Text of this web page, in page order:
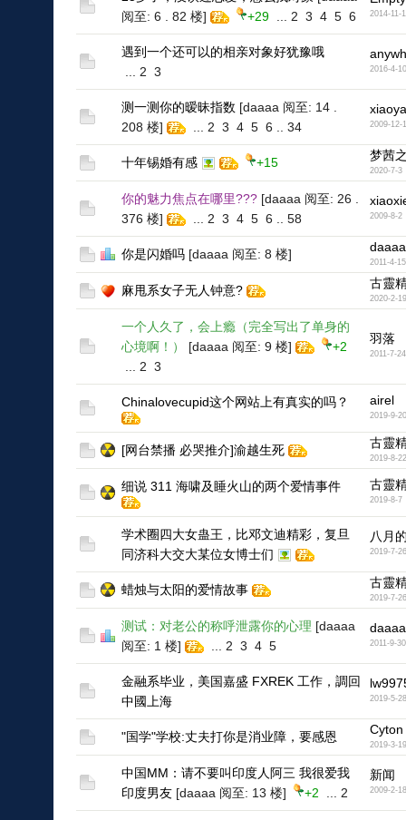
阅至: 6 . 82 楼]
+29 2 3 4 5 6 2014-11-
遇到一个还可以的相亲对象好犹豫哦
2 3 2016-4-10
测一测你的暧昧指数 [daaaa 阅至: 14 .
208 楼]
2 3 4 5 6 34 2009-12-
十年锡婚有感 +15 梦茜
2020-7-3
你的魅力焦点在哪里??? [daaaa 阅至: 26 .
376 楼]
2 3 4 5 6 58 2009-8-2
你是闪婚吗 [daaaa 阅至: 8 楼] daaaa
2011-4-15
麻甩系女子无人钟意? 古靈
2020-2-19
一个人久了，会上瘾（完全写出了单身的
心境啊！）
[daaaa 阅至: 9 楼]
+2
2 3
羽落
2011-7-24
Chinalovecupid这个网站上有真实的吗？ airel
2019-9-20
[网台禁播 必哭推介]渝越生死 古靈
2019-8-22
细说 311 海啸及睡火山的两个爱情事件 古靈
2019-8-7
学术圈四大女蛊王，比邓文迪精彩，复旦
同济科大交大某位女博士们
八月
2019-7-26
蜡烛与太阳的爱情故事 古靈
2019-7-26
测试：对老公的称呼泄露你的心理 [daaaa
阅至: 1 楼]
2 3 4 5
daaaa
2011-9-30
金融系毕业，美国嘉盛 FXREK 工作，調回
中國上海
2019-5-28
"国学"学校:丈夫打你是消业障，要感恩 Cyton
2019-3-19
中国MM：请不要叫印度人阿三 我很爱我
印度男友 [daaaa 阅至: 13 楼] +2 2
新闻
2009-2-18